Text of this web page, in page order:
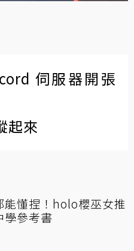
伺服器開張
起來
能懂捏！holo櫻巫女推
學參考書